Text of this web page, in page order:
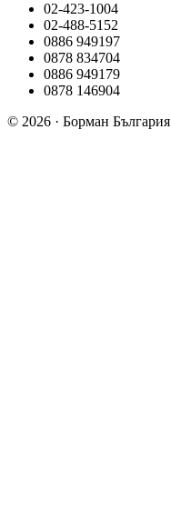
02-423-1004
02-488-5152
0886 949197
0878 834704
0886 949179
0878 146904
© 2026 · Борман България